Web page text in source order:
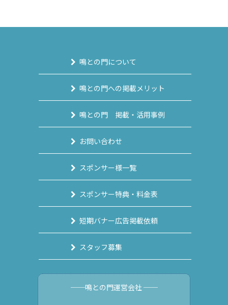
鳴との門について
鳴との門への掲載メリット
鳴との門 掲載・活用事例
お問い合わせ
スポンサー様一覧
スポンサー特典・料金表
短期バナー広告掲載依頼
スタッフ募集
──鳴との門運営会社 ──